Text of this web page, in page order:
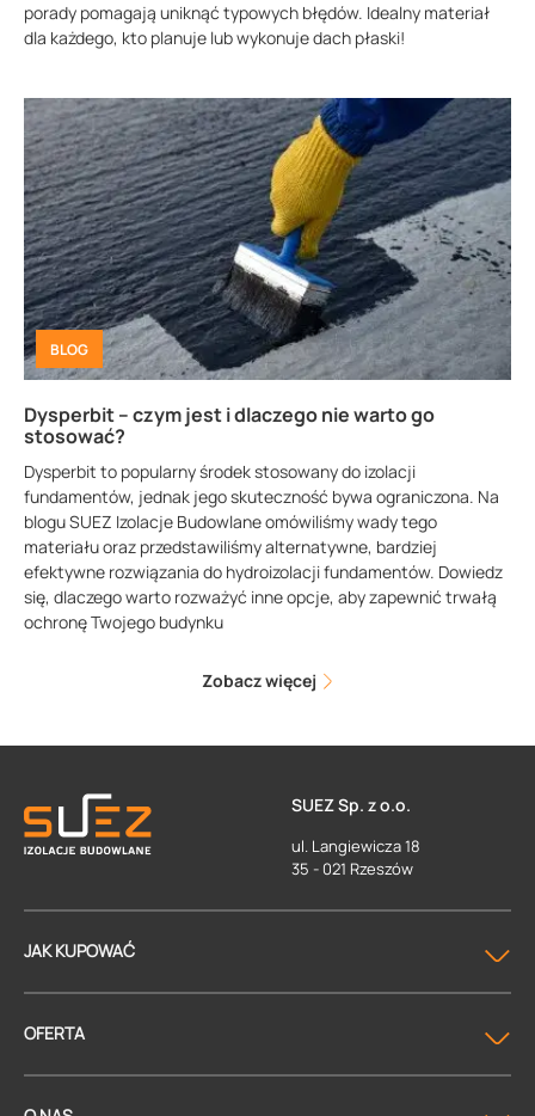
porady pomagają uniknąć typowych błędów. Idealny materiał
dla każdego, kto planuje lub wykonuje dach płaski!
BLOG
Dysperbit – czym jest i dlaczego nie warto go
stosować?
Dysperbit to popularny środek stosowany do izolacji
fundamentów, jednak jego skuteczność bywa ograniczona. Na
blogu SUEZ Izolacje Budowlane omówiliśmy wady tego
materiału oraz przedstawiliśmy alternatywne, bardziej
efektywne rozwiązania do hydroizolacji fundamentów. Dowiedz
się, dlaczego warto rozważyć inne opcje, aby zapewnić trwałą
ochronę Twojego budynku
Zobacz więcej
SUEZ Sp. z o.o.
ul. Langiewicza 18
35 - 021 Rzeszów
JAK KUPOWAĆ
OFERTA